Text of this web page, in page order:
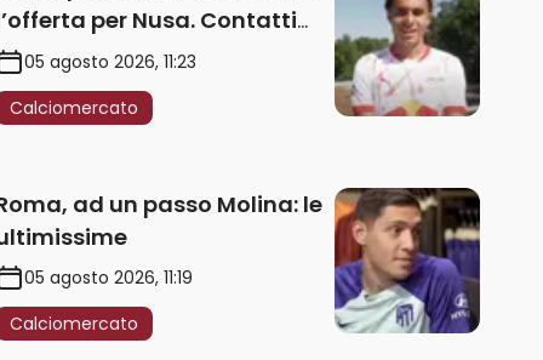
per Nusa. Contatti
per Fofana
05 agosto 2026, 11:23
Calciomercato
ad un passo Molina: le
05 agosto 2026, 11:19
Calciomercato